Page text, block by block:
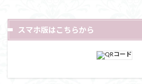
スマホ版はこちらから